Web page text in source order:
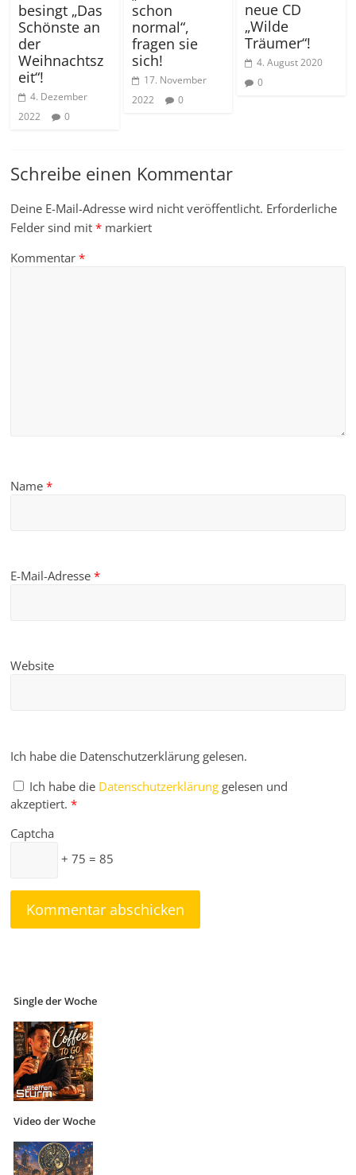
besingt „Das
Schönste an
der
Weihnachtsz
eit“!
4. Dezember
2022
0
schon
normal“,
fragen sie
sich!
17. November
2022
0
neue CD
„Wilde
Träumer“!
4. August 2020
0
Schreibe einen Kommentar
Deine E-Mail-Adresse wird nicht veröffentlicht. Erforderliche
Felder sind mit* markiert
Kommentar*
Name*
E-Mail-Adresse*
Website
Ich habe die Datenschutzerklärung gelesen.
Ich habe die Datenschutzerklärung gelesen und
akzeptiert. *
Captcha
+ 75 = 85
Single der Woche
Video der Woche